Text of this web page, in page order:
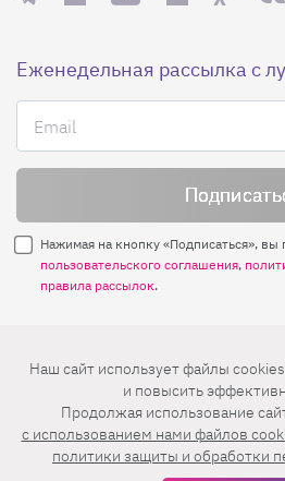
Еженедельная рассылка с
Нажимая на кнопку «Подписаться», вы
пользовательского соглашения,
правила рассылок.
Нашли ошибку? Выделите
Ctrl+Enter
© 2026 АО «БКМ», ОГРН
127018, Москва, ул. Полковая, д. 3,
16+
Наш сайт использует файлы
и повысить
Продолжая использование
c использованием нами файлов
политики защиты и обработки